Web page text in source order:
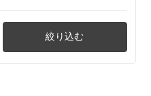
絞り込む